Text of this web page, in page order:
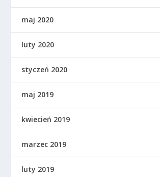
maj 2020
luty 2020
styczeń 2020
maj 2019
kwiecień 2019
marzec 2019
luty 2019